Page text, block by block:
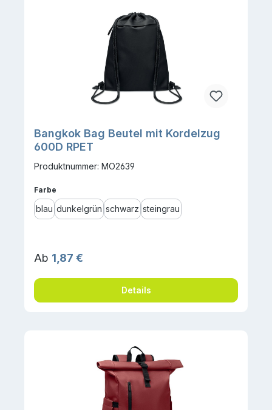
Bangkok Bag Beutel mit Kordelzug
600D RPET
Produktnummer: MO2639
Farbe
blau dunkelgrün schwarz steingrau
Regulärer Preis:
Ab 1,87 €
Details